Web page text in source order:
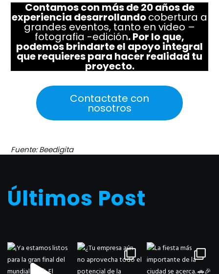
Contamos con más de 20 años de
experiencia desarrollandocobertura a
grandes eventos, tanto en video –
fotografia -edición. Por lo que,
podemos brindarte el apoyo integral
que requieres para hacer realidad tu
proyecto.
Contactate con
nosotros
Fuente: Beedigita
Últimos Post